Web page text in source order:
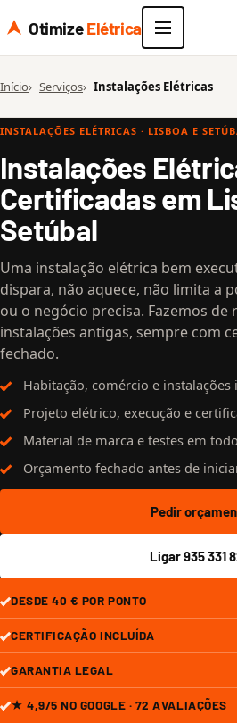
OtimizeElétrica
Início Serviços Instalações Elétricas
INSTALAÇÕES ELÉTRICAS · LISBOA E
Instalações
Certificadas em
Setúbal
Uma instalação elétrica bem
dispara, não aquece, não limita a
ou o negócio precisa. Fazemos de
instalações antigas, sempre com
fechado.
Habitação, comércio e
Projeto elétrico, execução e
Material de marca e testes em
Orçamento fechado antes de
Pedir
Ligar 935 331
DESDE 40 € POR PONTO
CERTIFICAÇÃO INCLUÍDA
GARANTIA LEGAL
★ 4,9/5 NO GOOGLE · 72 AVALIAÇÕES